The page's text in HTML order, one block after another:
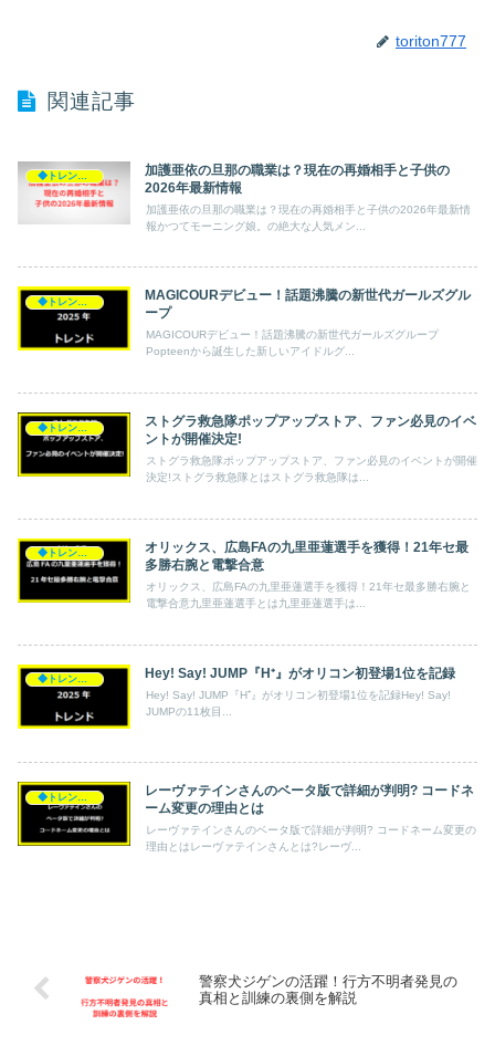
toriton777
関連記事
加護亜依の旦那の職業は？現在の再婚相手と子供の
2026年最新情報
加護亜依の旦那の職業は？現在の再婚相手と子供の2026年最新情
報かつてモーニング娘。の絶大な人気メン...
MAGICOURデビュー！話題沸騰の新世代ガールズグル
ープ
MAGICOURデビュー！話題沸騰の新世代ガールズグループ
Popteenから誕生した新しいアイドルグ...
ストグラ救急隊ポップアップストア、ファン必見のイベ
ントが開催決定!
ストグラ救急隊ポップアップストア、ファン必見のイベントが開催
決定!ストグラ救急隊とはストグラ救急隊は...
◆トレンド◆
オリックス、広島FAの九里亜蓮選手を獲得！21年セ最
多勝右腕と電撃合意
オリックス、広島FAの九里亜蓮選手を獲得！21年セ最多勝右腕と
電撃合意九里亜蓮選手とは九里亜蓮選手は...
◆トレンド◆ Hey! Say! JUMP『H⁺』がオリコン初登場1位を記録
Hey! Say! JUMP『H⁺』がオリコン初登場1位を記録Hey! Say!
JUMPの11枚目...
レーヴァテインさんのベータ版で詳細が判明? コードネ
ーム変更の理由とは
レーヴァテインさんのベータ版で詳細が判明? コードネーム変更の
理由とはレーヴァテインさんとは?レーヴ...
警察犬ジゲンの活躍！行方不明者発見の
真相と訓練の裏側を解説